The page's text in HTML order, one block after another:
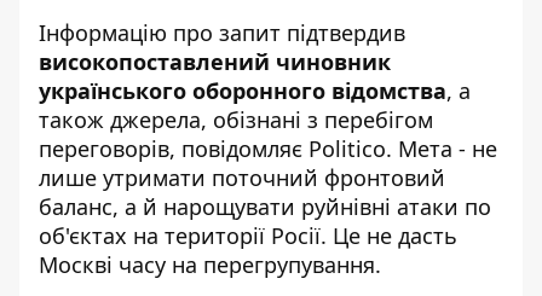
Інформацію про запит підтвердив
високопоставлений чиновник
українського оборонного відомства, а
також джерела, обізнані з перебігом
переговорів, повідомляє Politico. Мета - не
лише утримати поточний фронтовий
баланс, а й нарощувати руйнівні атаки по
об'єктах на території Росії. Це не дасть
Москві часу на перегрупування.